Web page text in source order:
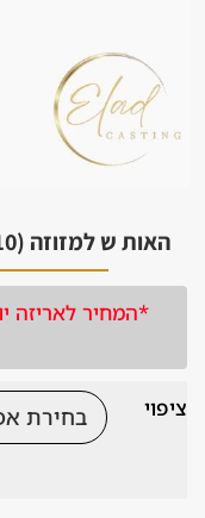
(10יח' באריזה) מק"ט 9845.1.8101
לאריזה יורד